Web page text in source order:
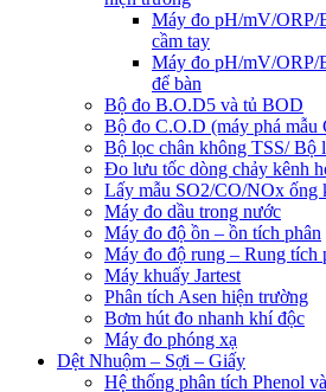
Máy đo pH/mV/ORP/
cầm tay
Máy đo pH/mV/ORP/
để bàn
Bộ đo B.O.D5 và tủ BOD
Bộ đo C.O.D (máy phá mẫu
Bộ lọc chân không TSS/ Bộ
Đo lưu tốc dòng chảy kênh
Lấy mẫu SO2/CO/NOx ống
Máy đo dầu trong nước
Máy đo độ ồn – ồn tích phân
Máy đo độ rung – Rung tích
Máy khuấy Jartest
Phân tích Asen hiện trường
Bơm hút đo nhanh khí độc
Máy đo phóng xạ
Dệt Nhuộm – Sợi – Giấy
Hệ thống phân tích Phenol